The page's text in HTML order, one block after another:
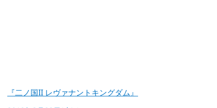
『二ノ国II レヴァナントキングダム』